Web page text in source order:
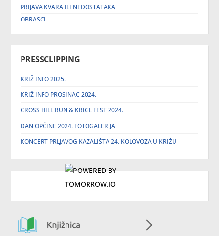
PRIJAVA KVARA ILI NEDOSTATAKA
OBRASCI
PRESSCLIPPING
KRIŽ INFO 2025.
KRIŽ INFO PROSINAC 2024.
CROSS HILL RUN & KRIGL FEST 2024.
DAN OPĆINE 2024. FOTOGALERIJA
KONCERT PRLJAVOG KAZALIŠTA 24. KOLOVOZA U KRIŽU